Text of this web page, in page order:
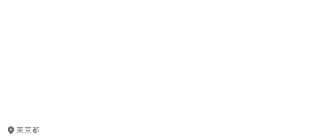
東京都